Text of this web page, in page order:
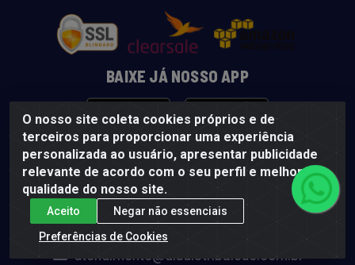
O nosso site coleta cookies próprios e de
terceiros para proporcionar uma experiência
personalizada ao usuário, apresentar publicidade
relevante de acordo com o seu perfil e melhorar a
qualidade do nosso site.
Aceito
Negar não essenciais
Preferências de Cookies
BAIXE JÁ NOSSO APP
FALE CONOSCO
(81) 3094-8686
(81) 3428-2020
(81) 99364-3200
atendimento@diadistribuicao.com.br